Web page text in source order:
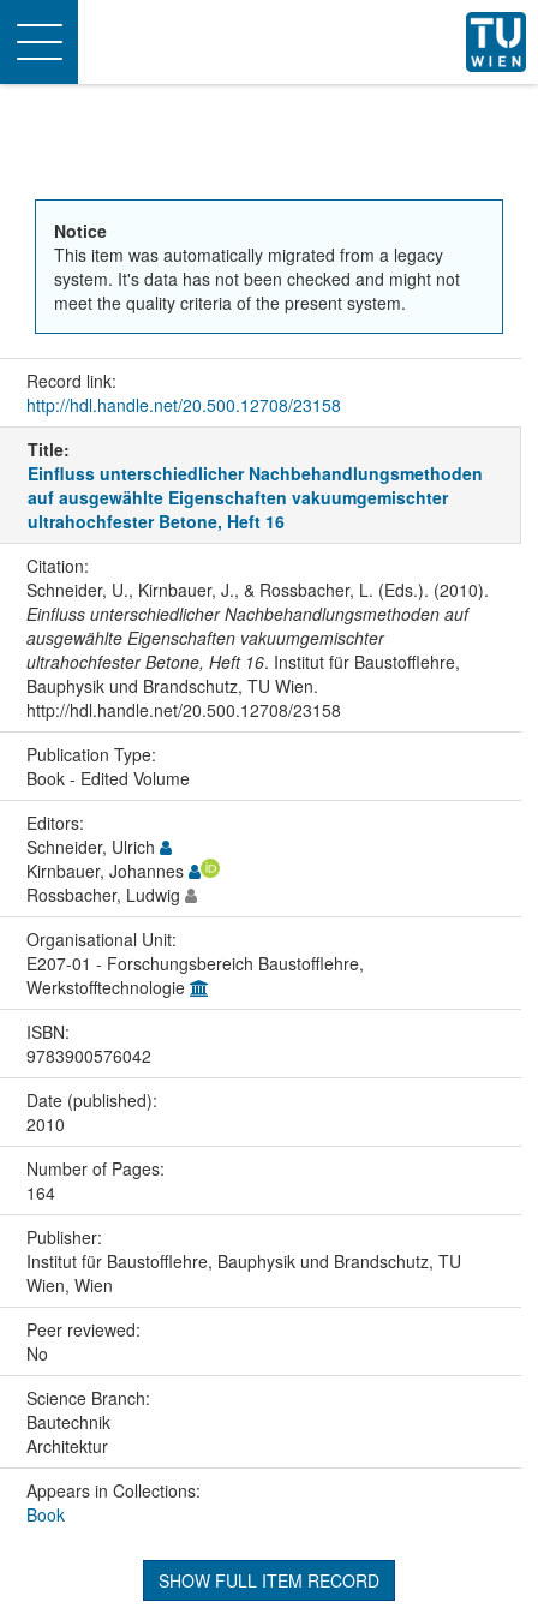
Toggle
navigation
Notice
This item was automatically migrated from a legacy
system. It's data has not been checked and might not
meet the quality criteria of the present system.
Record link:
http://hdl.handle.net/20.500.12708/23158
Title:
Einfluss unterschiedlicher Nachbehandlungsmethoden
auf ausgewählte Eigenschaften vakuumgemischter
ultrahochfester Betone, Heft 16
Citation:
Schneider, U., Kirnbauer, J., & Rossbacher, L. (Eds.). (2010).
Einfluss unterschiedlicher Nachbehandlungsmethoden auf
ausgewählte Eigenschaften vakuumgemischter
ultrahochfester Betone, Heft 16. Institut für Baustofflehre,
Bauphysik und Brandschutz, TU Wien.
http://hdl.handle.net/20.500.12708/23158
Publication Type:
Book - Edited Volume
Editors:
Schneider, Ulrich
Kirnbauer, Johannes
Rossbacher, Ludwig
Organisational Unit:
E207-01 - Forschungsbereich Baustofflehre,
Werkstofftechnologie
ISBN:
9783900576042
Date (published):
2010
Number of Pages:
164
Publisher:
Institut für Baustofflehre, Bauphysik und Brandschutz, TU
Wien, Wien
Peer reviewed:
No
Science Branch:
Bautechnik
Architektur
Appears in Collections:
Book
SHOW FULL ITEM RECORD